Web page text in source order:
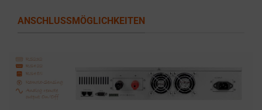
ANSCHLUSSMÖGLICHKEITEN